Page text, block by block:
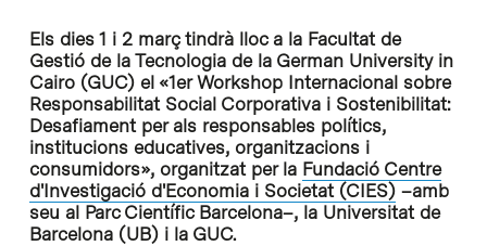
Els dies 1 i 2 març tindrà lloc a la Facultat de
Gestió de la Tecnologia de la German University in
Cairo (GUC) el «1er Workshop Internacional sobre
Responsabilitat Social Corporativa i Sostenibilitat:
Desafiament per als responsables polítics,
institucions educatives, organitzacions i
consumidors», organitzat per la Fundació Centre
d'Investigació d'Economia i Societat (CIES)–amb
seu al Parc Científic Barcelona–, la Universitat de
Barcelona (UB) i la GUC.